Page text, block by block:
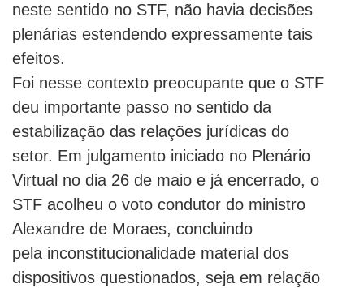
neste sentido no STF, não havia decisões
plenárias estendendo expressamente tais
efeitos.
Foi nesse contexto preocupante que o STF
deu importante passo no sentido da
estabilização das relações jurídicas do
setor. Em julgamento iniciado no Plenário
Virtual no dia 26 de maio e já encerrado, o
STF acolheu o voto condutor do ministro
Alexandre de Moraes, concluindo
pela inconstitucionalidade material dos
dispositivos questionados, seja em relação